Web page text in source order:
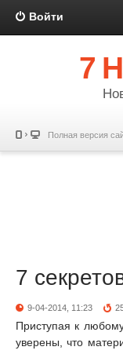
Войти
7
Полная версия
7
9-04-2014, 11:23
Приступая к
уверены, что